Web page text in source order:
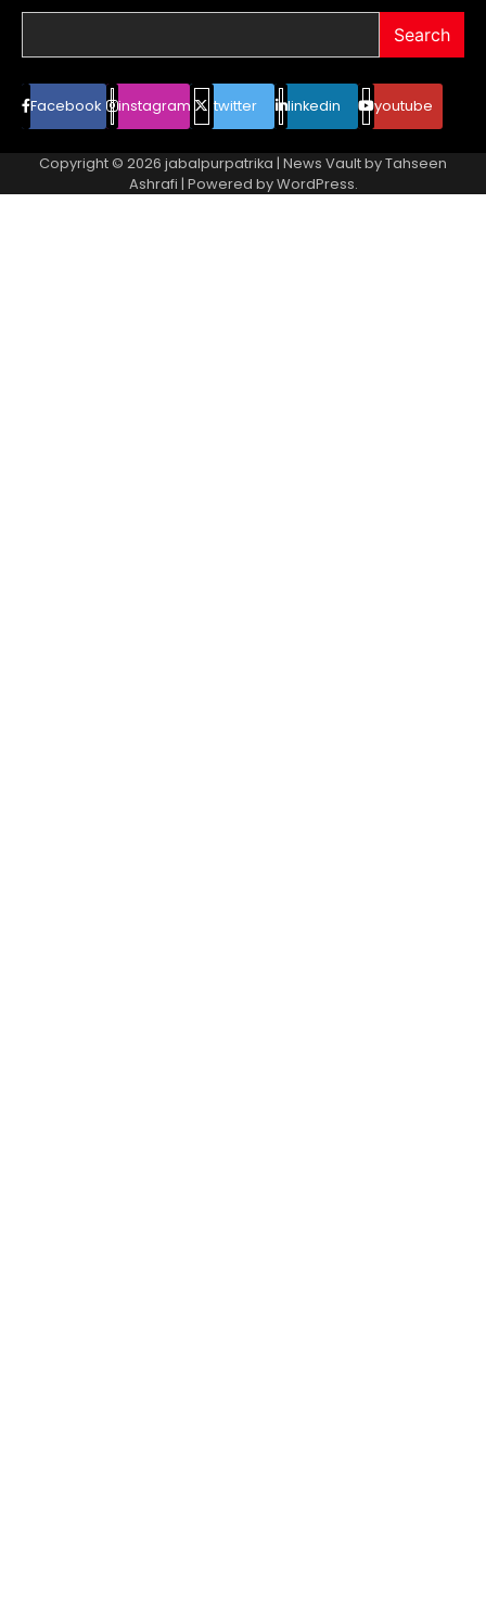
Search
Facebook instagram twitter linkedin youtube
Copyright © 2026 jabalpurpatrika | News Vault byTahseen
Ashrafi | Powered byWordPress.